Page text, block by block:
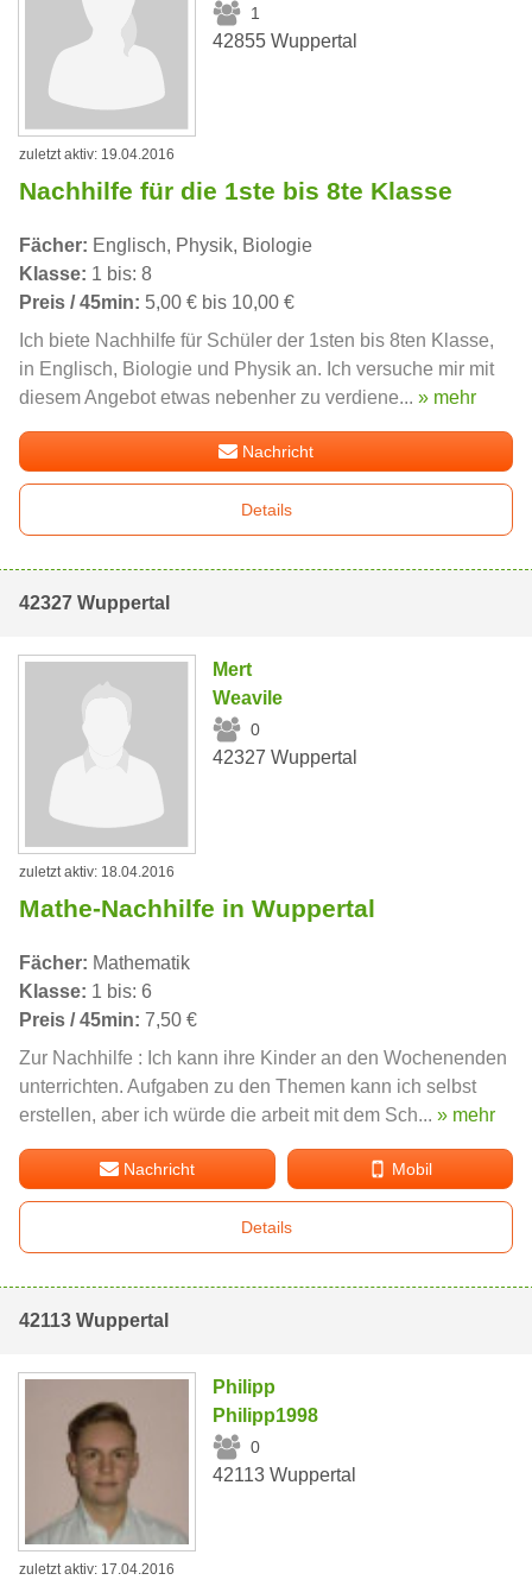
1
42855 Wuppertal
zuletzt aktiv: 19.04.2016
Nachhilfe für die 1ste bis 8te Klasse
Fächer: Englisch, Physik, Biologie
Klasse: 1 bis: 8
Preis / 45min: 5,00 € bis 10,00 €
Ich biete Nachhilfe für Schüler der 1sten bis 8ten Klasse,
in Englisch, Biologie und Physik an. Ich versuche mir mit
diesem Angebot etwas nebenher zu verdiene... » mehr
Nachricht
Details
42327 Wuppertal
Mert
Weavile
0
42327 Wuppertal
zuletzt aktiv: 18.04.2016
Mathe-Nachhilfe in Wuppertal
Fächer: Mathematik
Klasse: 1 bis: 6
Preis / 45min: 7,50 €
Zur Nachhilfe : Ich kann ihre Kinder an den Wochenenden
unterrichten. Aufgaben zu den Themen kann ich selbst
erstellen, aber ich würde die arbeit mit dem Sch... » mehr
Nachricht Mobil
Details
42113 Wuppertal
Philipp
Philipp1998
0
42113 Wuppertal
zuletzt aktiv: 17.04.2016